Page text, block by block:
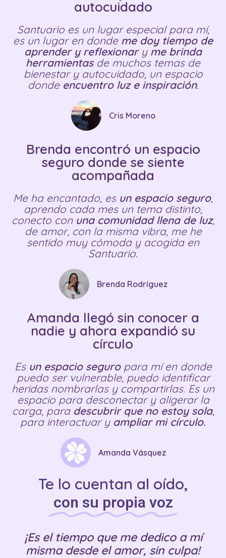
autocuidado
Santuario es un lugar especial para mí,
es un lugar en donde me doy tiempo de
aprender y reflexionar y me brinda
herramientasde muchos temas de
bienestar y autocuidado, un espacio
donde encuentro luz e inspiración.
Cris Moreno
Brenda encontró un espacio
seguro donde se siente
acompañada
Me ha encantado, es un espacio seguro,
aprendo cada mes un tema distinto,
conecto con una comunidad llena de luz,
de amor, con la misma vibra, me he
sentido muy cómoda y acogida en
Santuario.
Brenda Rodríguez
Amanda llegó sin conocer a
nadie y ahora expandió su
círculo
Es un espacio seguro para mí en donde
puedo ser vulnerable, puedo identificar
heridas nombrarlas y compartirlas. Es un
espacio para desconectar y aligerar la
carga, para descubrir que no estoy sola,
para interactuar y ampliar mi círculo.
Amanda Vásquez
Te lo cuentan al oído,
con su propia voz
¡Es el tiempo que me dedico a mí
misma desde el amor, sin culpa!